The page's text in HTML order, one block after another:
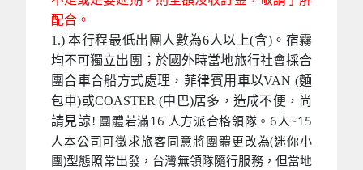
配合。
1.) 本行程最低出團人數為6人以上(含)。宿霧
均不可獨立出團；於國外時當地旅行社會採合
團合車合船方式處理，菲律賓用車以VAN (麵
包車)或COASTER (中巴)居多，造成不便，尚
請見諒! 團體若滿16 人方派合格領隊。6人~15
人本公司可徵求旅客同意將團體更改為(迷你小
團)型態照常出發，台灣無領隊隨行服務，但當地